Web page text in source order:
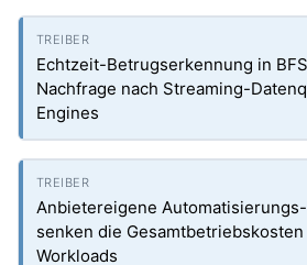
Echtzeit-Betrugserkennung in
Nachfrage nach Streaming-
Engines
Anbietereigene
senken die Gesamtbetriebskosten
Workloads